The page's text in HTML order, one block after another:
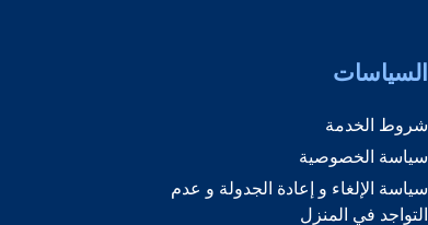
السياسات
شروط الخدمة
سياسة الخصوصية
سياسة الإلغاء و إعادة الجدولة و عدم
التواجد في المنزل